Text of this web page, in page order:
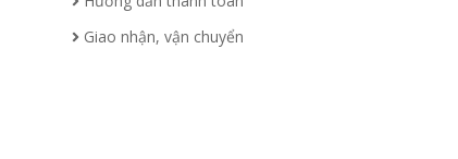
Giao nhận, vận chuyển